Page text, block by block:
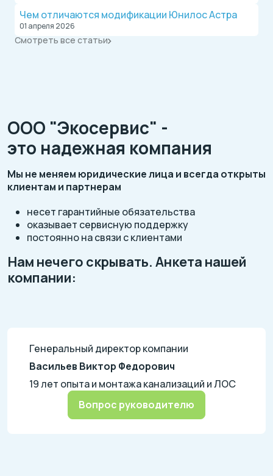
Чем отличаются модификации Юнилос Астра
01 апреля 2026
Смотреть все статьи
ООО "Экосервис" -
это надежная компания
Мы не меняем юридические лица и всегда открыты
клиентам и партнерам
несет гарантийные обязательства
оказывает сервисную поддержку
постоянно на связи с клиентами
Нам нечего скрывать. Анкета нашей
компании:
Генеральный директор компании
Васильев Виктор Федорович
19 лет опыта и монтажа канализаций и ЛОС
Вопрос руководителю